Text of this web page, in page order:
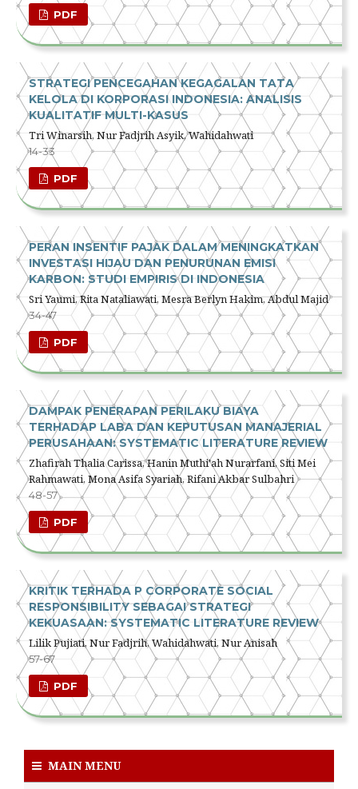
PDF
STRATEGI PENCEGAHAN KEGAGALAN TATA
KELOLA DI KORPORASI INDONESIA: ANALISIS
KUALITATIF MULTI-KASUS
Tri Winarsih, Nur Fadjrih Asyik, Wahidahwati
14-33
PDF
PERAN INSENTIF PAJAK DALAM MENINGKATKAN
INVESTASI HIJAU DAN PENURUNAN EMISI
KARBON: STUDI EMPIRIS DI INDONESIA
Sri Yaumi, Rita Nataliawati, Mesra Berlyn Hakim, Abdul Majid
34-47
PDF
DAMPAK PENERAPAN PERILAKU BIAYA
TERHADAP LABA DAN KEPUTUSAN MANAJERIAL
PERUSAHAAN: SYSTEMATIC LITERATURE REVIEW
Zhafirah Thalia Carissa, Hanin Muthi'ah Nurarfani, Siti Mei
Rahmawati, Mona Asifa Syariah, Rifani Akbar Sulbahri
48-57
PDF
KRITIK TERHADA P CORPORATE SOCIAL
RESPONSIBILITY SEBAGAI STRATEGI
KEKUASAAN: SYSTEMATIC LITERATURE REVIEW
Lilik Pujiati, Nur Fadjrih, Wahidahwati, Nur Anisah
57-67
PDF
MAIN MENU